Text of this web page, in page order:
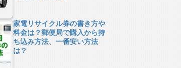
家電リサイクル券の書き方や
料金は？郵便局で購入から持
ち込み方法、一番安い方法
は？